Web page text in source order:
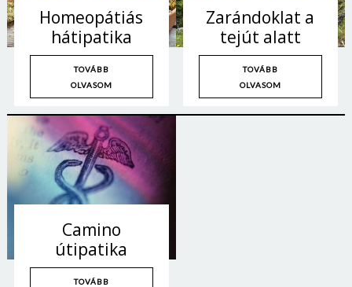
Homeopátiás
hátipatika
TOVÁBB
OLVASOM
Zarándoklat a
tejút alatt
TOVÁBB
OLVASOM
Camino
útipatika
TOVÁBB